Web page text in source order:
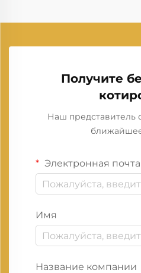
Получите
Наш представитель
Электронная почта
Имя
Название компании